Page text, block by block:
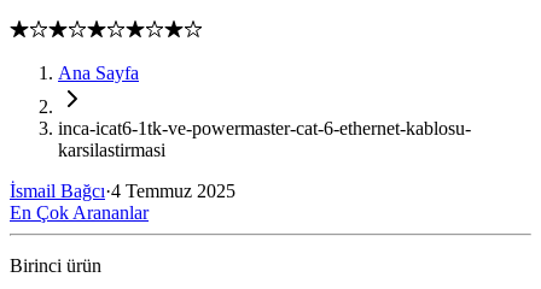
Ana Sayfa
inca-icat6-1tk-ve-powermaster-cat-6-ethernet-kablosu-
karsilastirmasi
İsmail Bağcı·4 Temmuz 2025
En Çok Arananlar
Birinci ürün